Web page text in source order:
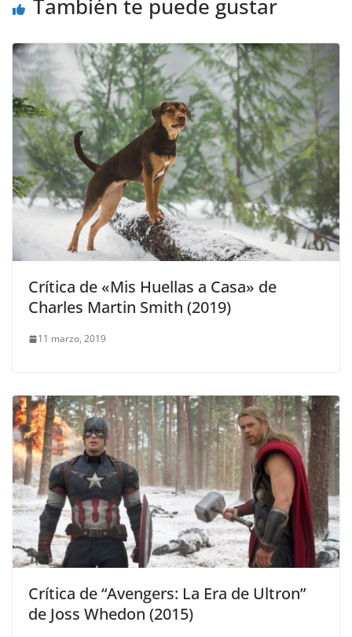
También te puede gustar
Crítica de «Mis Huellas a Casa» de
Charles Martin Smith (2019)
11 marzo, 2019
Crítica de “Avengers: La Era de Ultron”
de Joss Whedon (2015)